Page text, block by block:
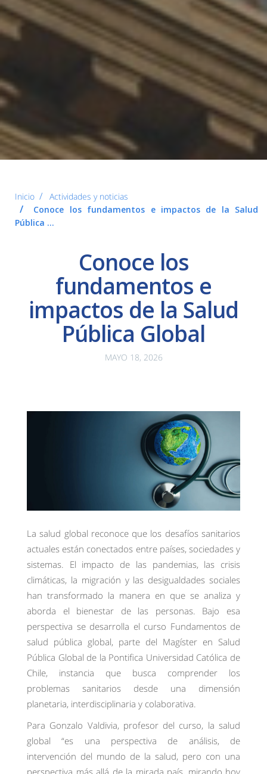
Inicio
Actividades y noticias
Conoce los fundamentos e impactos de la Salud
Pública ...
Conoce los
fundamentos e
impactos de la Salud
Pública Global
MAYO 18, 2026
La salud global reconoce que los desafíos sanitarios
actuales están conectados entre países, sociedades y
sistemas. El impacto de las pandemias, las crisis
climáticas, la migración y las desigualdades sociales
han transformado la manera en que se analiza y
aborda el bienestar de las personas. Bajo esa
perspectiva se desarrolla el curso Fundamentos de
salud pública global, parte del Magíster en Salud
Pública Global de la Pontifica Universidad Católica de
Chile, instancia que busca comprender los
problemas sanitarios desde una dimensión
planetaria, interdisciplinaria y colaborativa.
Para Gonzalo Valdivia, profesor del curso, la salud
global “es una perspectiva de análisis, de
intervención del mundo de la salud, pero con una
perspectiva más allá de la mirada país, mirando hoy